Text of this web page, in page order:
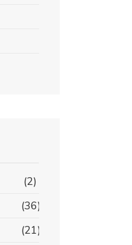
(2)
(36)
(21)